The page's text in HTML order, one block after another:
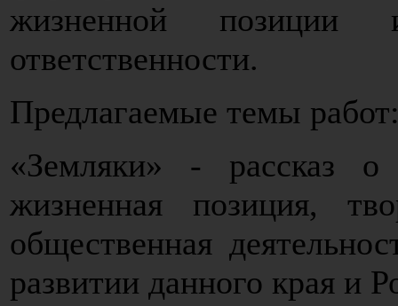
жизненной позиции
ответственности.
Предлагаемые темы
«Земляки» - рассказ о
жизненная позиция,
общественная
развитии данного края и